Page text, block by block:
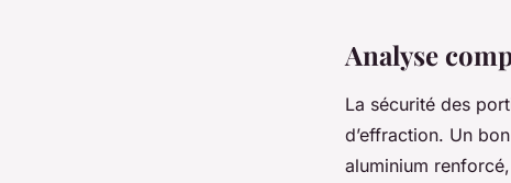
Analyse
La sécurité des
d’effraction. Un
aluminium